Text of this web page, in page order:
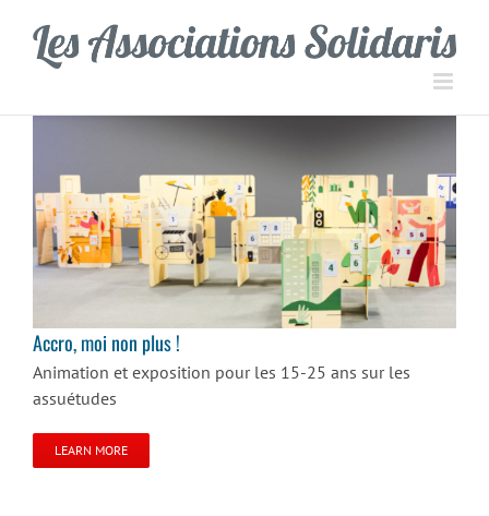
contenu
Accro, moi non plus !
Accro, moi non plus !
Animation et exposition pour les 15-25 ans sur les
assuétudes
LEARN MORE